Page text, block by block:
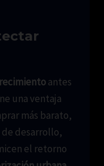
antes
una ventaja
más barato,
desarrollo,
el retorno